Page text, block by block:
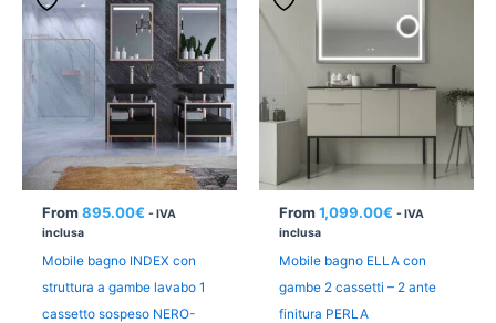
From 895.00€ - IVA
inclusa
Mobile bagno INDEX con
struttura a gambe lavabo 1
cassetto sospeso NERO-
From 1,099.00€ - IVA
inclusa
Mobile bagno ELLA con
gambe 2 cassetti – 2 ante
finitura PERLA